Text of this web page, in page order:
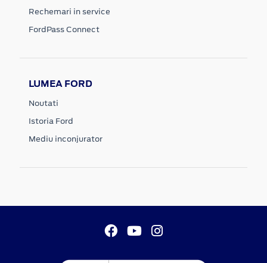
Rechemari in service
FordPass Connect
LUMEA FORD
Noutati
Istoria Ford
Mediu inconjurator